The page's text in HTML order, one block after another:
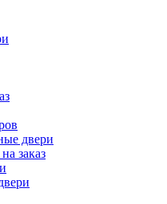
двери
заказ